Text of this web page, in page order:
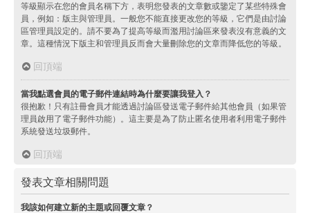
等級顯示在您的會員名稱下方，表明您發表的文章數或鑒定了某些特殊會
員，例如：版主與管理員。一般您不能直接更改您的等級，它們是由討論
區管理員設定的。請不要為了提高等級而濫用討論區來發表沒有意義的文
章。這種情況下版主和管理員反而會大量刪除您的文章而降低您的等級。
回頂端
當我點選會員的電子郵件連結時為什麼要讓我登入？
很抱歉！只有註冊會員才能透過討論區發送電子郵件給其他會員（如果管
理員啟用了電子郵件功能）。這主要是為了防止匿名使用者利用電子郵件
系統發送垃圾郵件。
回頂端
發表文章相關問題
我該如何建立新的主題或回覆文章？